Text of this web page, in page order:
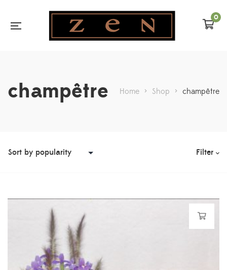
0
champêtre Home > Shop > champêtre
Filter